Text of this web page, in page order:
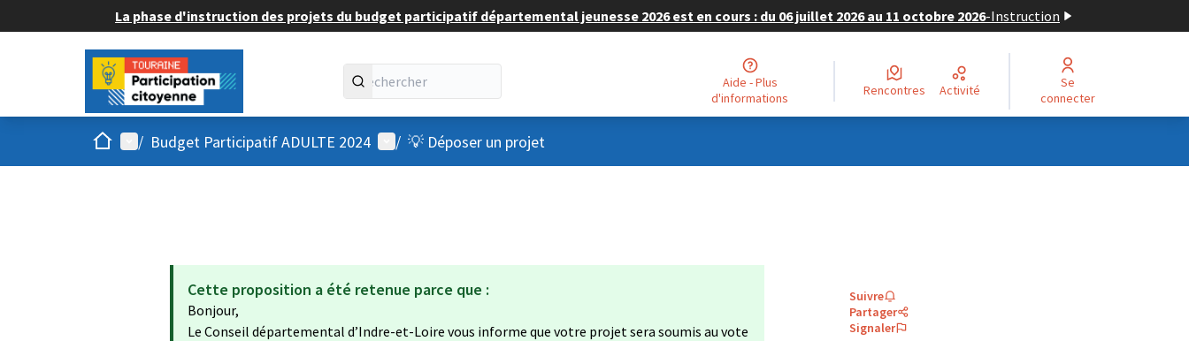
La phase d'instruction des projets du budget participatif départemental jeunesse 2026 est en cours : du 06 juillet 2026 au 11 octobre 2026-Instruction
Aide - Plus
d'informations
Rencontres Activité
Se
connecter
AccueilMenu principal
/ Budget Participatif ADULTE 2024 Menu utilisateur
/ 💡 Déposer un projet
Cette proposition a été retenue parce que :
Bonjour,
Le Conseil départemental d’Indre-et-Loire vous informe que votre projet sera soumis au vote
Suivre
Partager
Signaler